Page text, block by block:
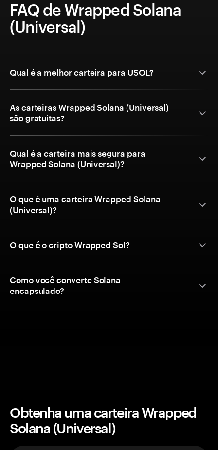
FAQ de Wrapped Solana
(Universal)
Qual é a melhor carteira para USOL?
As carteiras Wrapped Solana (Universal)
são gratuitas?
Qual é a carteira mais segura para
Wrapped Solana (Universal)?
O que é uma carteira Wrapped Solana
(Universal)?
O que é o cripto Wrapped Sol?
Como você converte Solana
encapsulado?
Obtenha uma carteira Wrapped
Solana (Universal)